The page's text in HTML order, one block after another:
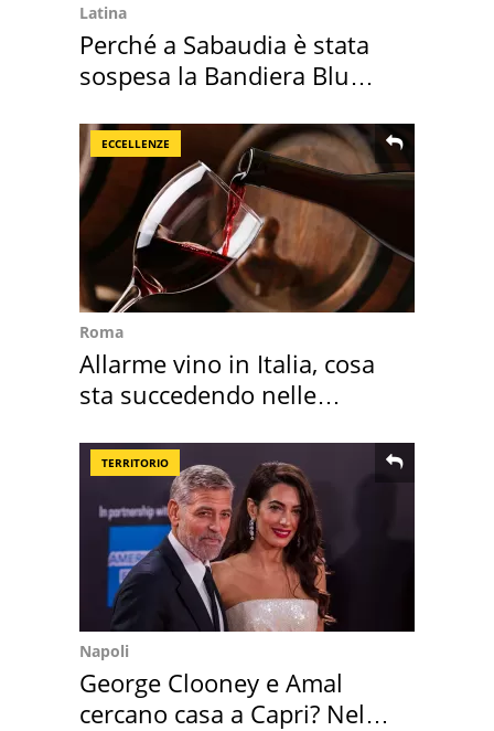
Latina
Perché a Sabaudia è stata
sospesa la Bandiera Blu
ECCELLENZE
Roma
Allarme vino in Italia, cosa
sta succedendo nelle
TERRITORIO
Napoli
George Clooney e Amal
cercano casa a Capri? Nel